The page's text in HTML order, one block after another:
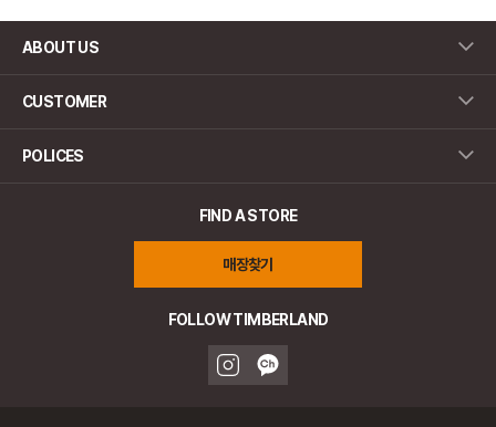
ABOUT US
CUSTOMER
POLICES
FIND A STORE
매장찾기
FOLLOW TIMBERLAND